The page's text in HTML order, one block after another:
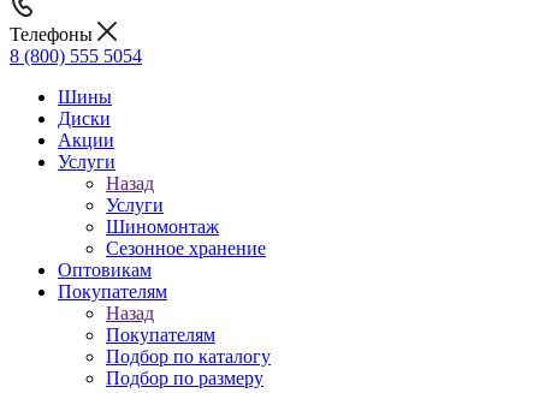
Телефоны
8 (800) 555 5054
Шины
Диски
Акции
Услуги
Назад
Услуги
Шиномонтаж
Сезонное хранение
Оптовикам
Покупателям
Назад
Покупателям
Подбор по каталогу
Подбор по размеру